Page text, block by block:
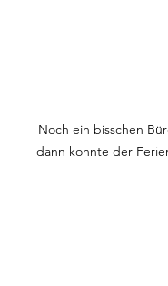
Noch ein bisschen
dann konnte der